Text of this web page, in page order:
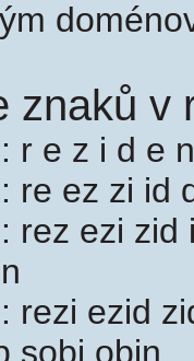
znaků v
r e z i d e
re ez zi id
rez ezi
rezi ezid
sobi obin